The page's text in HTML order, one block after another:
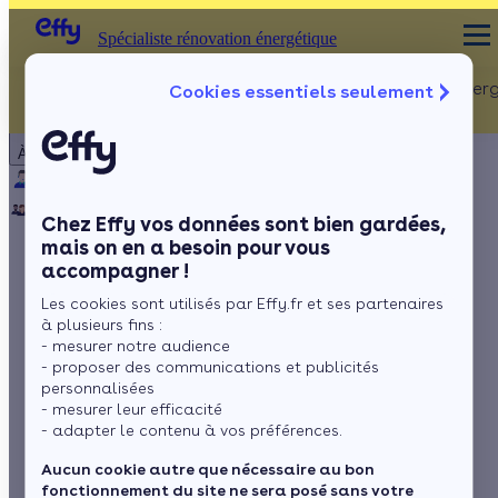
Cookies essentiels seulement
Chez Effy vos données sont bien gardées,
mais on en a besoin pour vous
accompagner !
Les cookies sont utilisés par Effy.fr et ses partenaires
à plusieurs fins :
- mesurer notre audience
- proposer des communications et publicités
personnalisées
- mesurer leur efficacité
- adapter le contenu à vos préférences.
Aucun cookie autre que nécessaire au bon
fonctionnement du site ne sera posé sans votre
À propos
Notre équipe
Rejoignez-nous Presse
Spécialiste rénovation énergétique Rénovation
Murs
Sols
Spécialiste rénovation énergétique
Effy fait le point sur
les changements qui
attendent les Français
L'équipe de rédaction
4 min de lecture